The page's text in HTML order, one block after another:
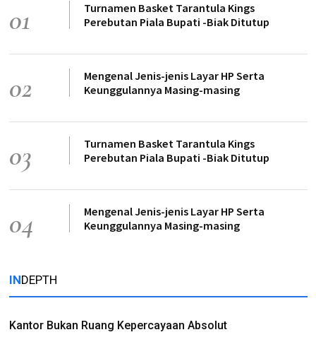
01
Turnamen Basket Tarantula Kings
Perebutan Piala Bupati -Biak Ditutup
02
Mengenal Jenis-jenis Layar HP Serta
Keunggulannya Masing-masing
03
Turnamen Basket Tarantula Kings
Perebutan Piala Bupati -Biak Ditutup
04
Mengenal Jenis-jenis Layar HP Serta
Keunggulannya Masing-masing
INDEPTH
Kantor Bukan Ruang Kepercayaan Absolut